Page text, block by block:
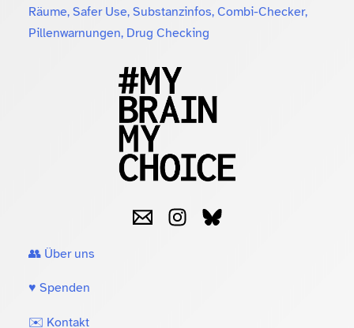
Räume, Safer Use, Substanzinfos, Combi-Checker,
Pillenwarnungen, Drug Checking
👥 Über uns
♥️ Spenden
✉️ Kontakt